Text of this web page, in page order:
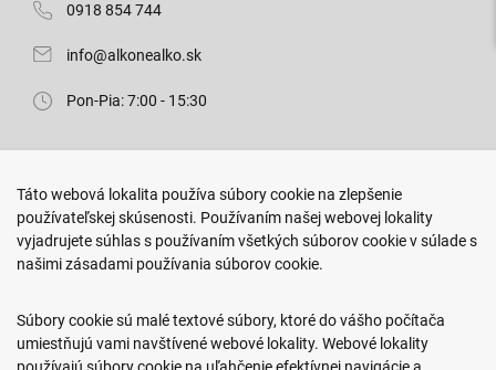
0918 854 744
info@alkonealko.sk
Pon-Pia: 7:00 - 15:30
Arm. gen. Svobodu 23/A
080 01 Prešov
0917 466 578
sekcovpredajna@doroka.sk
Pon-Ned: 9:00 - 20:00
Táto webová lokalita používa súbory cookie na zlepšenie
používateľskej skúsenosti. Používaním našej webovej lokality
vyjadrujete súhlas s používaním všetkých súborov cookie v súlade s
našimi zásadami používania súborov cookie.
Súbory cookie sú malé textové súbory, ktoré do vášho počítača
umiestňujú vami navštívené webové lokality. Webové lokality
používajú súbory cookie na uľahčenie efektívnej navigácie a